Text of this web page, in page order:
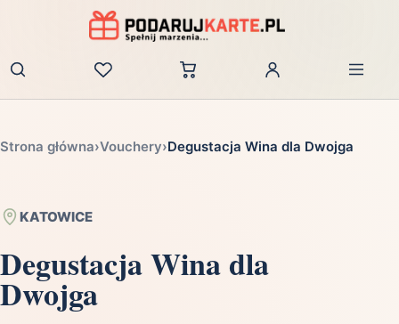
Zaloguj
Strona główna›Vouchery›Degustacja Wina dla Dwojga
KATOWICE
Degustacja Wina dla
Dwojga